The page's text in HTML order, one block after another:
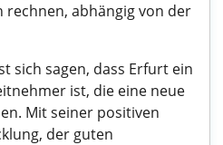
rechnen, abhängig von der
sich sagen, dass Erfurt ein
ist, die eine neue
Mit seiner positiven
der guten